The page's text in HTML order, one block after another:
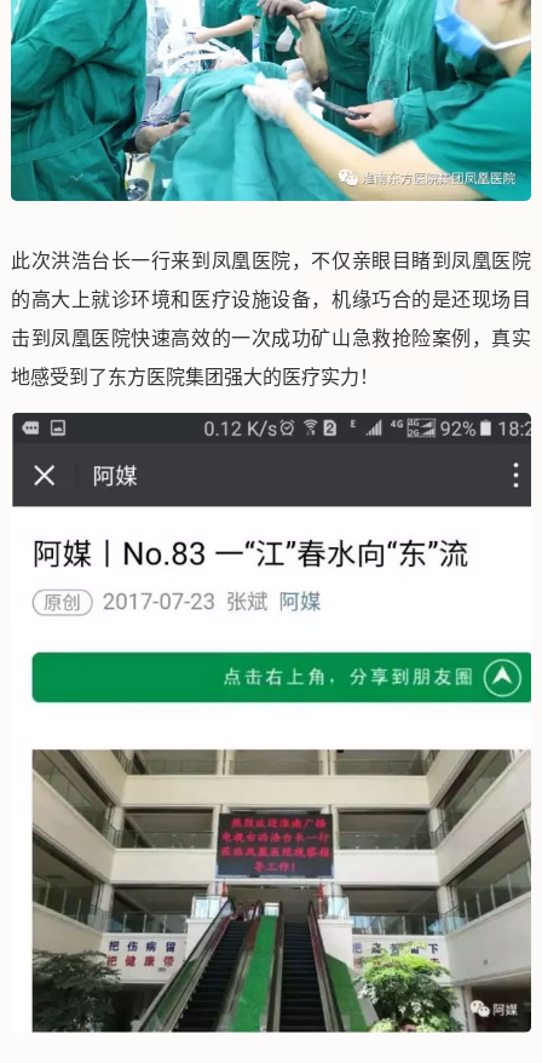
此次洪浩台长一行来到凤凰医院，不仅亲眼目睹到凤凰医院
的高大上就诊环境和医疗设施设备，机缘巧合的是还现场目
击到凤凰医院快速高效的一次成功矿山急救抢险案例，真实
地感受到了东方医院集团强大的医疗实力！